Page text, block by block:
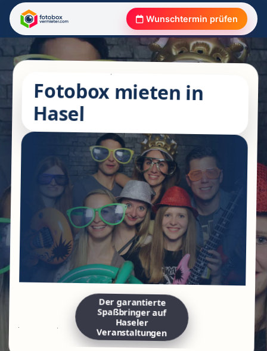
Wunschtermin prüfen
Fotobox mieten in
Hasel
Der garantierte
Spaßbringer auf
Haseler
Veranstaltungen